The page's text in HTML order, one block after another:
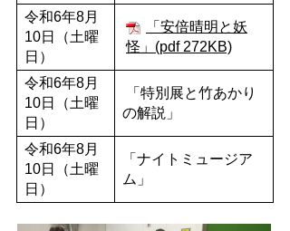
令和6年8月
10日（土曜
日）
「安倍晴明と妖
怪」(pdf 272KB)
令和6年8月
10日（土曜
日）
「特別展と竹あかり
の解説」
令和6年8月
10日（土曜
日）
「ナイトミュージア
ム」